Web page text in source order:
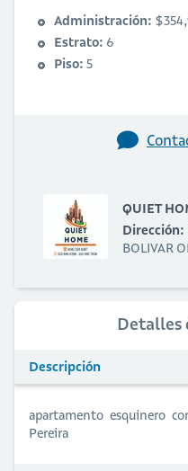
Administración:
Estrato: 6
Piso: 5
QUIET
Dirección:
BOLIVAR
Detalles
Descripción
apartamento esquinero
Pereira